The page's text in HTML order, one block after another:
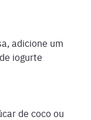
adicione um
iogurte
de coco ou